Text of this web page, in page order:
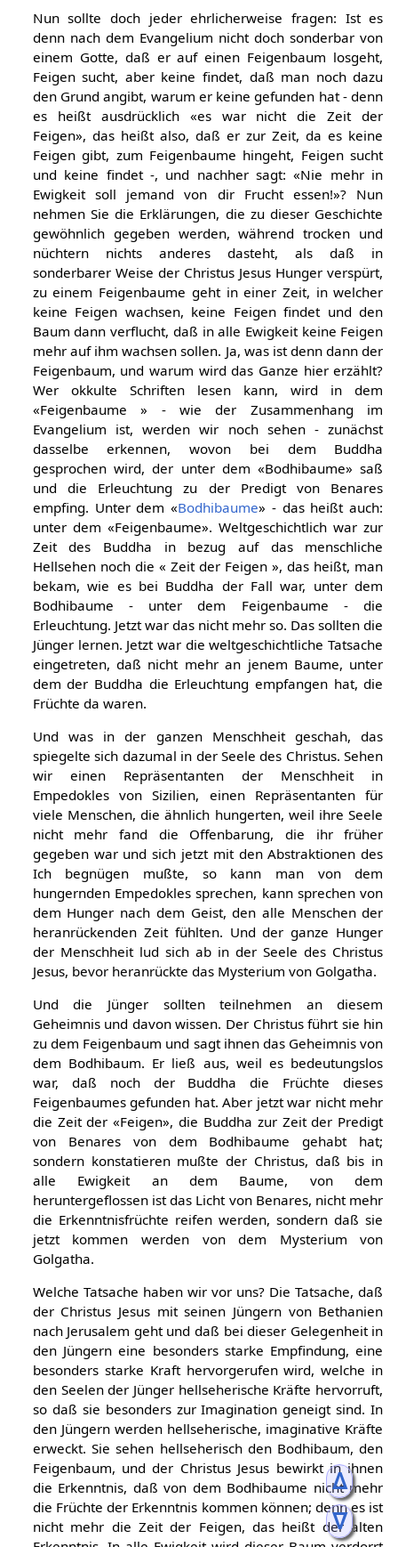
ᐃ
ᐁ
Nun sollte doch jeder ehrlicherweise fragen: Ist es
denn nach dem Evangelium nicht doch sonderbar von
einem Gotte, daß er auf einen Feigenbaum losgeht,
Feigen sucht, aber keine findet, daß man noch dazu
den Grund angibt, warum er keine gefunden hat - denn
es heißt ausdrücklich «es war nicht die Zeit der
Feigen», das heißt also, daß er zur Zeit, da es keine
Feigen gibt, zum Feigenbaume hingeht, Feigen sucht
und keine findet -, und nachher sagt: «Nie mehr in
Ewigkeit soll jemand von dir Frucht essen!»? Nun
nehmen Sie die Erklärungen, die zu dieser Geschichte
gewöhnlich gegeben werden, während trocken und
nüchtern nichts anderes dasteht, als daß in
sonderbarer Weise der Christus Jesus Hunger verspürt,
zu einem Feigenbaume geht in einer Zeit, in welcher
keine Feigen wachsen, keine Feigen findet und den
Baum dann verflucht, daß in alle Ewigkeit keine Feigen
mehr auf ihm wachsen sollen. Ja, was ist denn dann der
Feigenbaum, und warum wird das Ganze hier erzählt?
Wer okkulte Schriften lesen kann, wird in dem
«Feigenbaume » - wie der Zusammenhang im
Evangelium ist, werden wir noch sehen - zunächst
dasselbe erkennen, wovon bei dem Buddha
gesprochen wird, der unter dem «Bodhibaume» saß
und die Erleuchtung zu der Predigt von Benares
empfing. Unter dem «Bodhibaume» - das heißt auch:
unter dem «Feigenbaume». Weltgeschichtlich war zur
Zeit des Buddha in bezug auf das menschliche
Hellsehen noch die « Zeit der Feigen », das heißt, man
bekam, wie es bei Buddha der Fall war, unter dem
Bodhibaume - unter dem Feigenbaume - die
Erleuchtung. Jetzt war das nicht mehr so. Das sollten die
Jünger lernen. Jetzt war die weltgeschichtliche Tatsache
eingetreten, daß nicht mehr an jenem Baume, unter
dem der Buddha die Erleuchtung empfangen hat, die
Früchte da waren.
Und was in der ganzen Menschheit geschah, das
spiegelte sich dazumal in der Seele des Christus. Sehen
wir einen Repräsentanten der Menschheit in
Empedokles von Sizilien, einen Repräsentanten für
viele Menschen, die ähnlich hungerten, weil ihre Seele
nicht mehr fand die Offenbarung, die ihr früher
gegeben war und sich jetzt mit den Abstraktionen des
Ich begnügen mußte, so kann man von dem
hungernden Empedokles sprechen, kann sprechen von
dem Hunger nach dem Geist, den alle Menschen der
heranrückenden Zeit fühlten. Und der ganze Hunger
der Menschheit lud sich ab in der Seele des Christus
Jesus, bevor heranrückte das Mysterium von Golgatha.
Und die Jünger sollten teilnehmen an diesem
Geheimnis und davon wissen. Der Christus führt sie hin
zu dem Feigenbaum und sagt ihnen das Geheimnis von
dem Bodhibaum. Er ließ aus, weil es bedeutungslos
war, daß noch der Buddha die Früchte dieses
Feigenbaumes gefunden hat. Aber jetzt war nicht mehr
die Zeit der «Feigen», die Buddha zur Zeit der Predigt
von Benares von dem Bodhibaume gehabt hat;
sondern konstatieren mußte der Christus, daß bis in
alle Ewigkeit an dem Baume, von dem
heruntergeflossen ist das Licht von Benares, nicht mehr
die Erkenntnisfrüchte reifen werden, sondern daß sie
jetzt kommen werden von dem Mysterium von
Golgatha.
Welche Tatsache haben wir vor uns? Die Tatsache, daß
der Christus Jesus mit seinen Jüngern von Bethanien
nach Jerusalem geht und daß bei dieser Gelegenheit in
den Jüngern eine besonders starke Empfindung, eine
besonders starke Kraft hervorgerufen wird, welche in
den Seelen der Jünger hellseherische Kräfte hervorruft,
so daß sie besonders zur Imagination geneigt sind. In
den Jüngern werden hellseherische, imaginative Kräfte
erweckt. Sie sehen hellseherisch den Bodhibaum, den
Feigenbaum, und der Christus Jesus bewirkt in ihnen
die Erkenntnis, daß von dem Bodhibaume nicht mehr
die Früchte der Erkenntnis kommen können; denn es ist
nicht mehr die Zeit der Feigen, das heißt der alten